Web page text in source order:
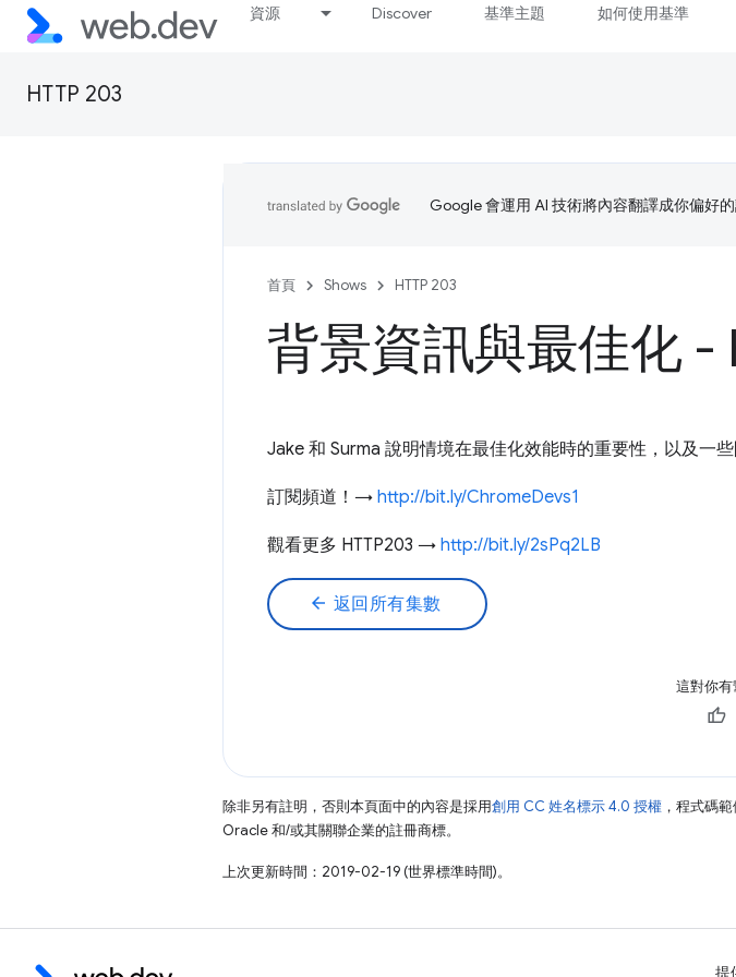
資源 Discover 基準主題 如何使用基準
HTTP 203
Google 會運用 AI 技術將內容翻譯成你偏好的
首頁 Shows HTTP 203
背景資訊與最佳化 -
Jake 和 Surma 說明情境在最佳化效能時的重要性，以及一些
訂閱頻道！→ http://bit.ly/ChromeDevs1
觀看更多 HTTP203 → http://bit.ly/2sPq2LB
arrow_back 返回所有集數
這對你有
除非另有註明，否則本頁面中的內容是採用創用 CC 姓名標示 4.0 授權 ，程式碼
Oracle 和/或其關聯企業的註冊商標。
上次更新時間：2019-02-19 (世界標準時間)。
提